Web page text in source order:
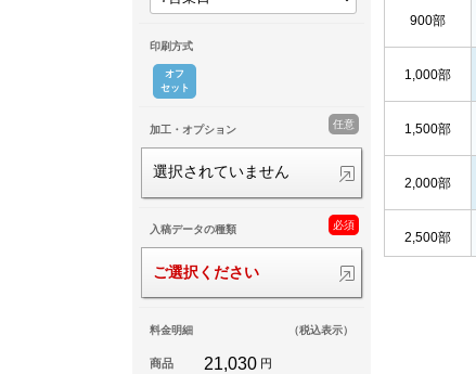
印刷方式
オフ
セット
加工・オプション 任意
選択されていません
入稿データの種類 必須
ご選択ください
料金明細 （税込表示）
商品 21,030 円
900部
1,000部
1,500部
2,000部
2,500部